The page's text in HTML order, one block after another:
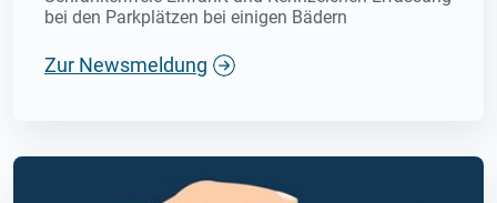
bei den Parkplätzen bei einigen Bädern
Zur Newsmeldung